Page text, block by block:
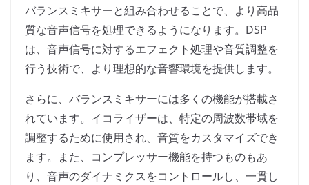
バランスミキサーと組み合わせることで、より高品
質な音声信号を処理できるようになります。DSP
は、音声信号に対するエフェクト処理や音質調整を
行う技術で、より理想的な音響環境を提供します。
さらに、バランスミキサーには多くの機能が搭載さ
れています。イコライザーは、特定の周波数帯域を
調整するために使用され、音質をカスタマイズでき
ます。また、コンプレッサー機能を持つものもあ
り、音声のダイナミクスをコントロールし、一貫し